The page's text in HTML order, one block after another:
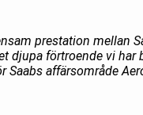
prestation mellan
djupa förtroende vi
Saabs affärsområde